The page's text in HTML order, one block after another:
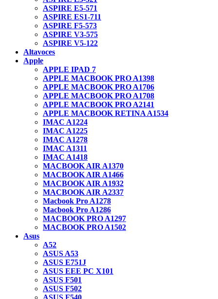
ASPIRE E5-571
ASPIRE ES1-711
ASPIRE F5-573
ASPIRE V3-575
ASPIRE V5-122
Altavoces
Apple
APPLE IPAD 7
APPLE MACBOOK PRO A1398
APPLE MACBOOK PRO A1706
APPLE MACBOOK PRO A1708
APPLE MACBOOK PRO A2141
APPLE MACBOOK RETINA A1534
IMAC A1224
IMAC A1225
IMAC A1278
IMAC A1311
IMAC A1418
MACBOOK AIR A1370
MACBOOK AIR A1466
MACBOOK AIR A1932
MACBOOK AIR A2337
Macbook Pro A1278
Macbook Pro A1286
MACBOOK PRO A1297
MACBOOK PRO A1502
Asus
A52
ASUS A53
ASUS E751J
ASUS EEE PC X101
ASUS F501
ASUS F502
ASUS F540